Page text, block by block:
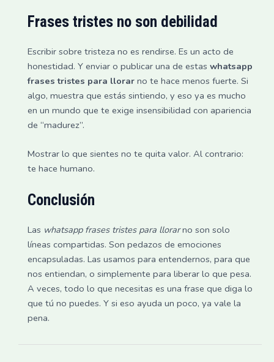
Frases tristes no son debilidad
Escribir sobre tristeza no es rendirse. Es un acto de
honestidad. Y enviar o publicar una de estas whatsapp
frases tristes para llorar no te hace menos fuerte. Si
algo, muestra que estás sintiendo, y eso ya es mucho
en un mundo que te exige insensibilidad con apariencia
de “madurez”.
Mostrar lo que sientes no te quita valor. Al contrario:
te hace humano.
Conclusión
Las whatsapp frases tristes para llorarno son solo
líneas compartidas. Son pedazos de emociones
encapsuladas. Las usamos para entendernos, para que
nos entiendan, o simplemente para liberar lo que pesa.
A veces, todo lo que necesitas es una frase que diga lo
que tú no puedes. Y si eso ayuda un poco, ya vale la
pena.